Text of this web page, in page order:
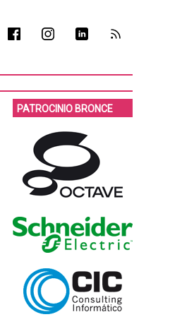
PATROCINIO BRONCE